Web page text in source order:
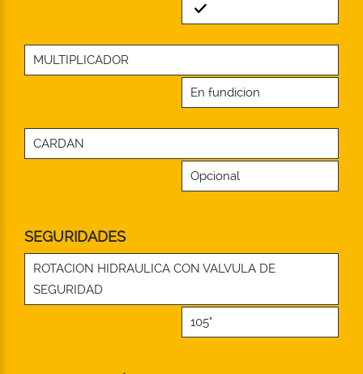
Standard
MULTIPLICADOR
En fundicion
CARDAN
Opcional
SEGURIDADES
ROTACION HIDRAULICA CON VALVULA DE
SEGURIDAD
105°